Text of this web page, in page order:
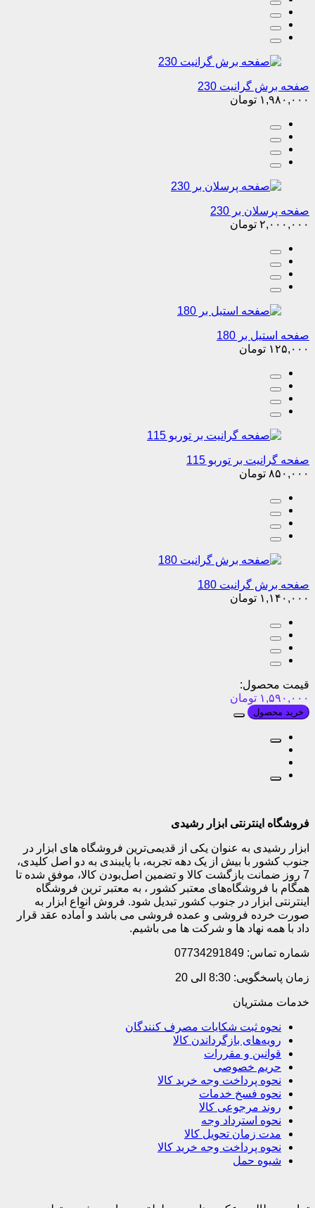
صفحه برش گرانیت 230
۱,۹۸۰,۰۰۰ تومان
صفحه پرسلان بر 230
۲,۰۰۰,۰۰۰ تومان
صفحه استیل بر 180
۱۲۵,۰۰۰ تومان
صفحه گرانیت بر توربو 115
۸۵۰,۰۰۰ تومان
صفحه برش گرانیت 180
۱,۱۴۰,۰۰۰ تومان
قیمت محصول:
۱,۵۹۰,۰۰۰ تومان
خرید محصول
فروشگاه اینترنتی ابزار رشیدی
ابزار رشیدی به عنوان یکی از قدیمی‌ترین فروشگاه های ابزار در
جنوب کشور با بیش از یک دهه تجربه، با پایبندی به دو اصل کلیدی،
7 روز ضمانت بازگشت کالا و تضمین اصل‌بودن کالا، موفق شده تا
همگام با فروشگاه‌های معتبر کشور ، به معتبر ترین فروشگاه
اینترنتی ابزار در جنوب کشور تبدیل شود. فروش انواع ابزار به
صورت خرده فروشی و عمده فروشی می باشد و آماده عقد قرار
داد با همه نهاد ها و شرکت ها می باشیم.
شماره تماس: 07734291849
زمان پاسخگویی: 8:30 الی 20
خدمات مشتریان
نحوه ثبت شکایات مصرف کنندگان
رویه‌های بازگرداندن کالا
قوانین و مقررات
حریم خصوصی
نحوه پرداخت وجه خرید کالا
نحوه فسخ خدمات
روند مرجوعی کالا
نحوه استرداد وجه
مدت زمان تحویل کالا
نحوه پرداخت وجه خرید کالا
شیوه حمل